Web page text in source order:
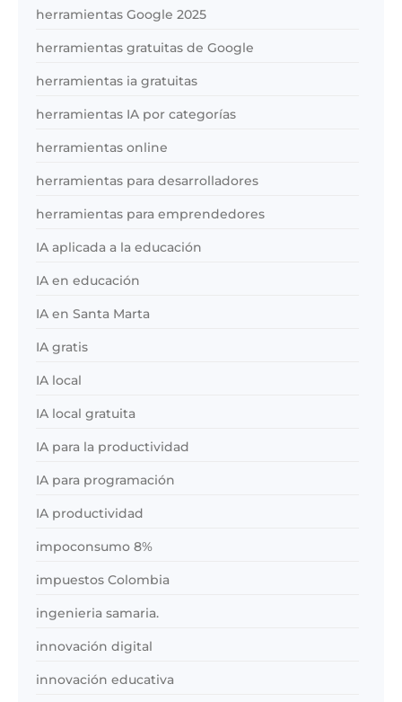
herramientas Google 2025
herramientas gratuitas de Google
herramientas ia gratuitas
herramientas IA por categorías
herramientas online
herramientas para desarrolladores
herramientas para emprendedores
IA aplicada a la educación
IA en educación
IA en Santa Marta
IA gratis
IA local
IA local gratuita
IA para la productividad
IA para programación
IA productividad
impoconsumo 8%
impuestos Colombia
ingenieria samaria.
innovación digital
innovación educativa